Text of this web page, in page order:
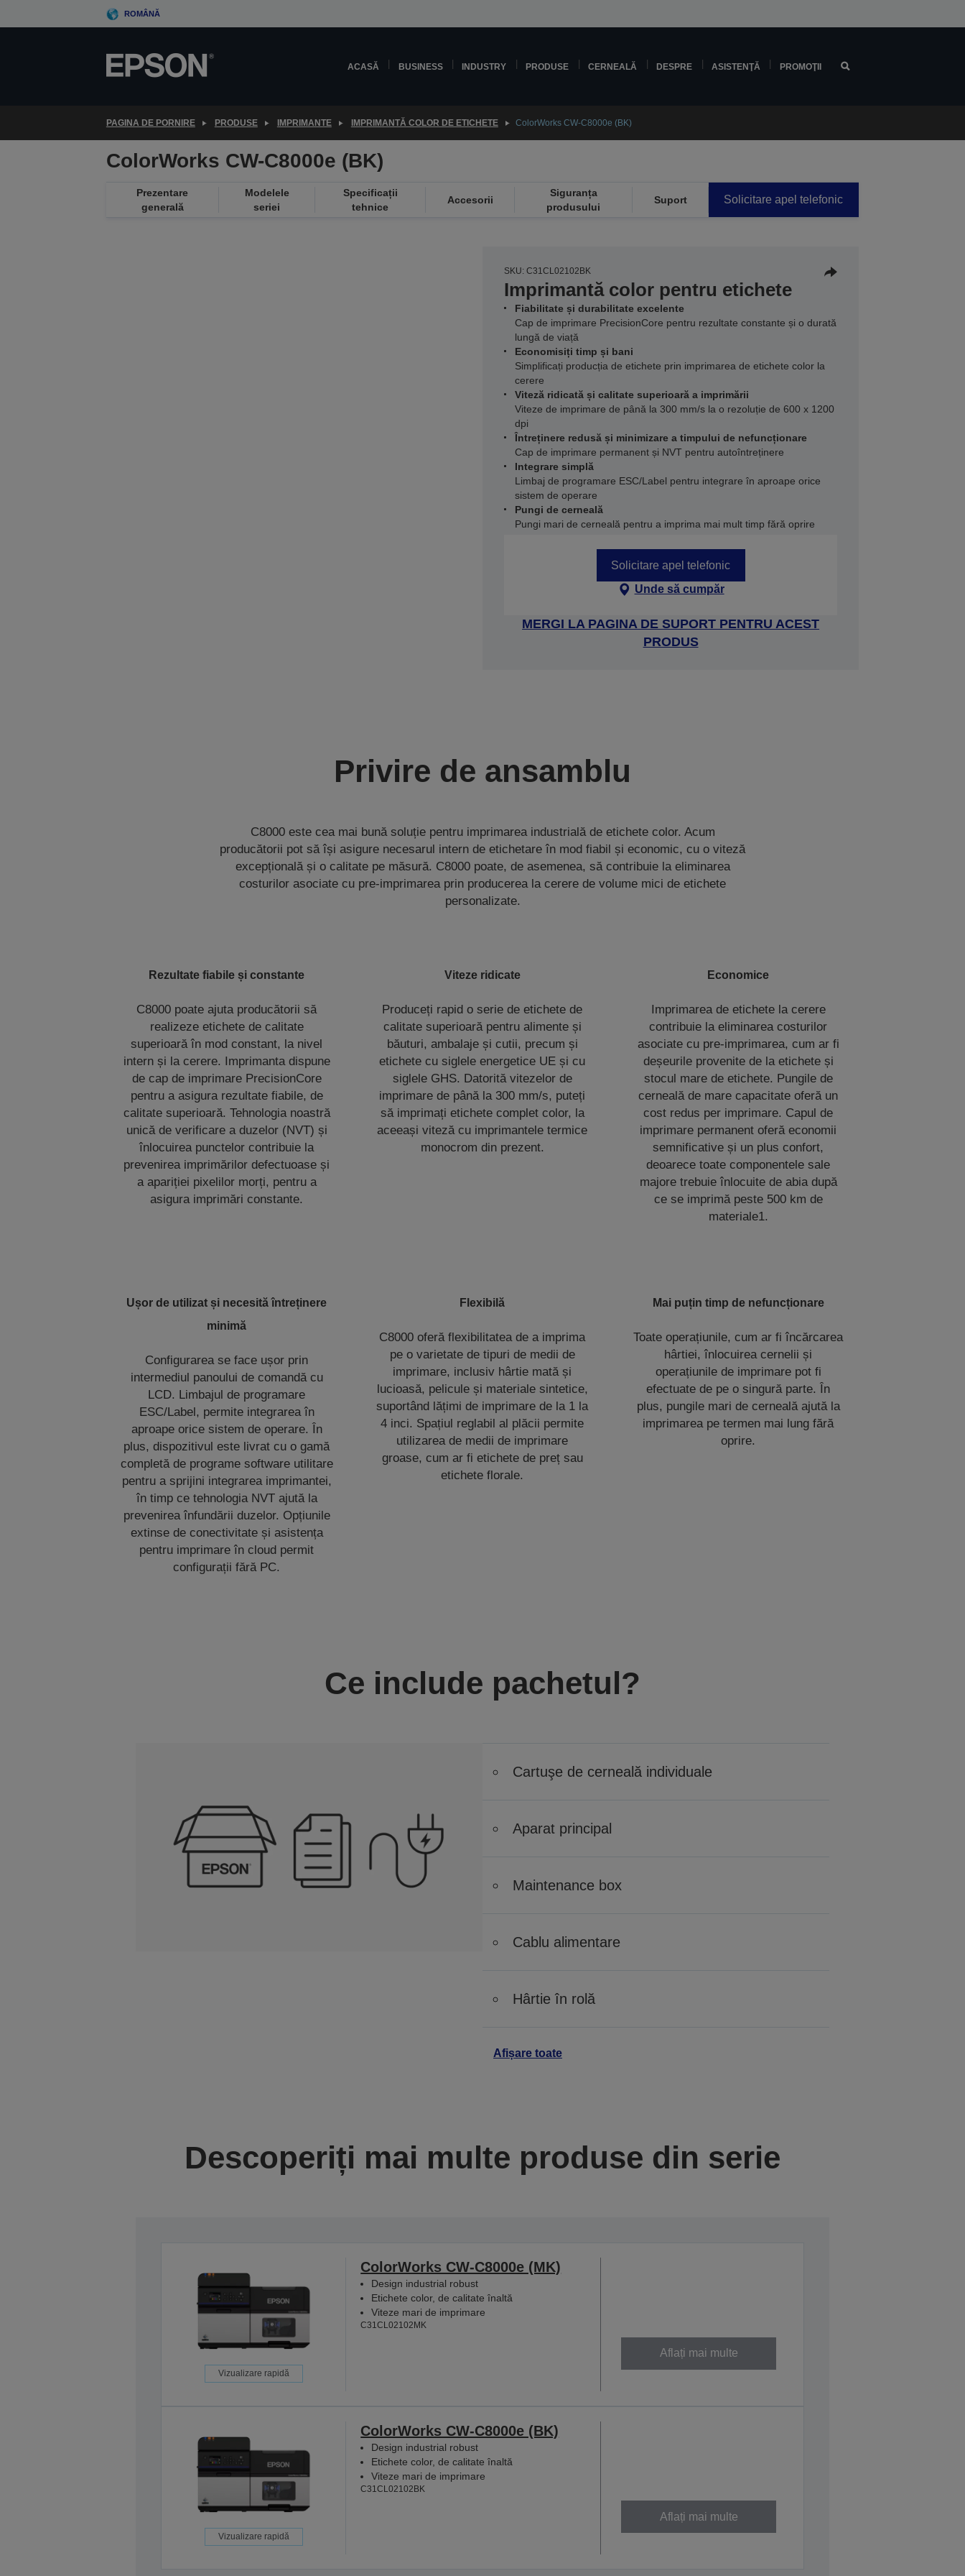
to
ROMÂNĂ
ACASĂ BUSINESS INDUSTRY PRODUSE CERNEALĂ DESPRE ASISTENŢĂ PROMOŢII
PAGINA DE PORNIRE PRODUSE IMPRIMANTE IMPRIMANTĂ COLOR DE ETICHETE ColorWorks CW-C8000e (BK)
ColorWorks CW-C8000e (BK)
Prezentare
generală
Modelele
seriei
Specificații
tehnice
Accesorii
Siguranța
produsului
Suport Solicitare apel telefonic
SKU: C31CL02102BK
Imprimantă color pentru etichete
Fiabilitate și durabilitate excelente
Cap de imprimare PrecisionCore pentru rezultate constante și o durată
lungă de viață
Economisiți timp și bani
Simplificați producția de etichete prin imprimarea de etichete color la
cerere
Viteză ridicată și calitate superioară a imprimării
Viteze de imprimare de până la 300 mm/s la o rezoluție de 600 x 1200
dpi
Întreținere redusă și minimizare a timpului de nefuncționare
Cap de imprimare permanent și NVT pentru autoîntreținere
Integrare simplă
Limbaj de programare ESC/Label pentru integrare în aproape orice
sistem de operare
Pungi de cerneală
Pungi mari de cerneală pentru a imprima mai mult timp fără oprire
Solicitare apel telefonic
Unde să cumpăr
MERGI LA PAGINA DE SUPORT PENTRU ACEST
PRODUS
Privire de ansamblu
C8000 este cea mai bună soluție pentru imprimarea industrială de etichete color. Acum
producătorii pot să își asigure necesarul intern de etichetare în mod fiabil și economic, cu o viteză
excepțională și o calitate pe măsură. C8000 poate, de asemenea, să contribuie la eliminarea
costurilor asociate cu pre-imprimarea prin producerea la cerere de volume mici de etichete
personalizate.
Rezultate fiabile și constante
C8000 poate ajuta producătorii să
realizeze etichete de calitate
superioară în mod constant, la nivel
intern și la cerere. Imprimanta dispune
de cap de imprimare PrecisionCore
pentru a asigura rezultate fiabile, de
calitate superioară. Tehnologia noastră
unică de verificare a duzelor (NVT) și
înlocuirea punctelor contribuie la
prevenirea imprimărilor defectuoase și
a apariției pixelilor morți, pentru a
asigura imprimări constante.
Viteze ridicate
Produceți rapid o serie de etichete de
calitate superioară pentru alimente și
băuturi, ambalaje și cutii, precum și
etichete cu siglele energetice UE și cu
siglele GHS. Datorită vitezelor de
imprimare de până la 300 mm/s, puteți
să imprimați etichete complet color, la
aceeași viteză cu imprimantele termice
monocrom din prezent.
Economice
Imprimarea de etichete la cerere
contribuie la eliminarea costurilor
asociate cu pre-imprimarea, cum ar fi
deșeurile provenite de la etichete și
stocul mare de etichete. Pungile de
cerneală de mare capacitate oferă un
cost redus per imprimare. Capul de
imprimare permanent oferă economii
semnificative și un plus confort,
deoarece toate componentele sale
majore trebuie înlocuite de abia după
ce se imprimă peste 500 km de
materiale1.
Ușor de utilizat și necesită întreținere
minimă
Configurarea se face ușor prin
intermediul panoului de comandă cu
LCD. Limbajul de programare
ESC/Label, permite integrarea în
aproape orice sistem de operare. În
plus, dispozitivul este livrat cu o gamă
completă de programe software utilitare
pentru a sprijini integrarea imprimantei,
în timp ce tehnologia NVT ajută la
prevenirea înfundării duzelor. Opțiunile
extinse de conectivitate și asistența
pentru imprimare în cloud permit
configurații fără PC.
Flexibilă
C8000 oferă flexibilitatea de a imprima
pe o varietate de tipuri de medii de
imprimare, inclusiv hârtie mată și
lucioasă, pelicule și materiale sintetice,
suportând lățimi de imprimare de la 1 la
4 inci. Spațiul reglabil al plăcii permite
utilizarea de medii de imprimare
groase, cum ar fi etichete de preț sau
etichete florale.
Mai puțin timp de nefuncționare
Toate operațiunile, cum ar fi încărcarea
hârtiei, înlocuirea cernelii și
operațiunile de imprimare pot fi
efectuate de pe o singură parte. În
plus, pungile mari de cerneală ajută la
imprimarea pe termen mai lung fără
oprire.
Ce include pachetul?
Cartuşe de cerneală individuale
Aparat principal
Maintenance box
Cablu alimentare
Hârtie în rolă
Afișare toate
Descoperiți mai multe produse din serie
Vizualizare rapidă
ColorWorks CW-C8000e (MK)
Design industrial robust
Etichete color, de calitate înaltă
Viteze mari de imprimare
C31CL02102MK
Aflați mai multe
Vizualizare rapidă
ColorWorks CW-C8000e (BK)
Design industrial robust
Etichete color, de calitate înaltă
Viteze mari de imprimare
C31CL02102BK
Aflați mai multe